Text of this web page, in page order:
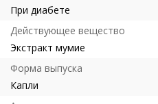
При диабете
Действующее вещество
Экстракт мумие
Форма выпуска
Капли